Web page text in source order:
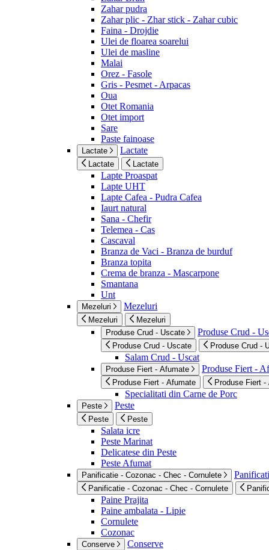
Zahar pudra
Zahar plic - Zhar stick - Zahar cubic
Faina - Drojdie
Ulei de floarea soarelui
Ulei de masline
Malai
Orez - Fasole
Gris - Pesmet - Arpacas
Oua
Otet Romania
Otet import
Sare
Paste fainoase
Lactate Lactate
Lactate Lactate
Lapte Proaspat
Lapte UHT
Lapte Cafea - Pudra Cafea
Iaurt natural
Sana - Chefir
Telemea - Cas
Cascaval
Branza de Vaci - Branza de burduf
Branza topita
Crema de branza - Mascarpone
Smantana
Unt
Mezeluri Mezeluri
Mezeluri
Mezeluri
Produse Crud - Uscate
Produse Crud -
Produse Crud - Uscate Produse Crud -
Salam Crud - Uscat
Produse Fiert - Afumate Produse Fiert -
Produse Fiert - Afumate Produse Fiert -
Specialitati din Carne de Porc
Peste Peste
Peste Peste
Salata icre
Peste Marinat
Delicatese din Peste
Peste Afumat
Panificatie - Cozonac - Chec - Cornulete
Panificatie - Cozonac - Chec - Cornulete
Paine Prajita
Paine ambalata - Lipie
Cornulete
Cozonac
Conserve Conserve